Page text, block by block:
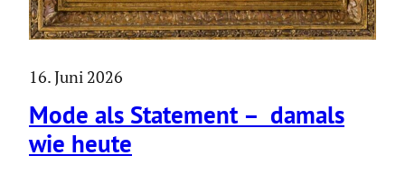
16. Juni 2026
Mode als Statement – damals
wie heute